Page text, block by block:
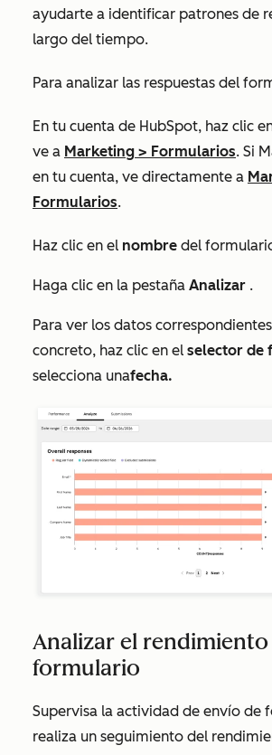
ayudarte a identificar patrones de
largo del tiempo.
Para analizar las respuestas del
En tu cuenta de HubSpot, haz clic
ve a Marketing > Formularios. Si
en tu cuenta, ve directamente a
Formularios.
Haz clic en el nombre del
Haga clic en la pestaña Analizar .
Para ver los datos
concreto, haz clic en el selector de
selecciona unafecha.
Analizar el rendimiento
formulario
Supervisa la actividad de envío de
realiza un seguimiento del